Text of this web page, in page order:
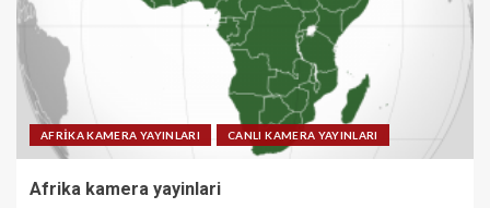
AFRİKA KAMERA YAYINLARI CANLI KAMERA YAYINLARI
Afrika kamera yayinlari